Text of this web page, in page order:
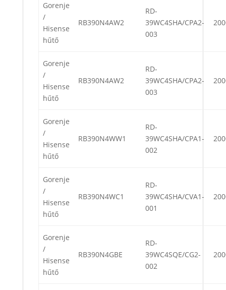
Gorenje
/
Hisense
hűtő
RB390N4AW2
RD-
39WC4SHA/CPA2-
003
Gorenje
/
Hisense
hűtő
RB390N4AW2
RD-
39WC4SHA/CPA2-
003
Gorenje
/
Hisense
hűtő
RB390N4WW1
RD-
39WC4SHA/CPA1-
002
Gorenje
/
Hisense
hűtő
RB390N4WC1
RD-
39WC4SHA/CVA1-
001
Gorenje
/
Hisense
hűtő
RB390N4GBE
RD-
39WC4SQE/CG2-
002